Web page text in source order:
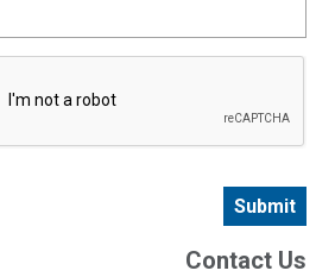
Contact Us
Submit